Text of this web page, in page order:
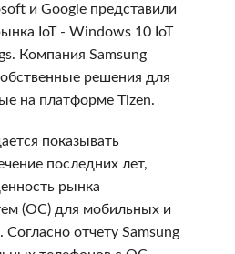
и Google представили
IoT - Windows 10 IoT
Компания Samsung
решения для
на платформе Tizen.
показывать
последних лет,
рынка
(ОС) для мобильных и
отчету Samsung